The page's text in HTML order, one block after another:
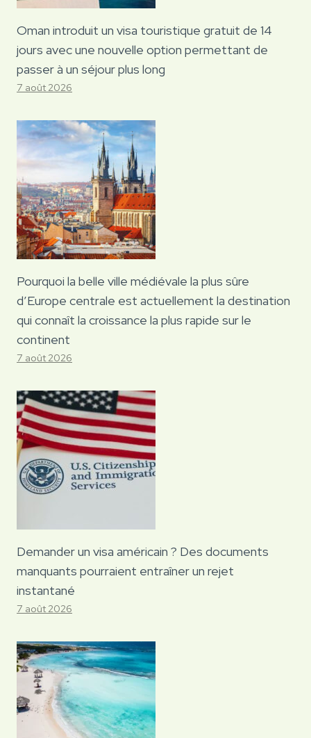
Oman introduit un visa touristique gratuit de 14
jours avec une nouvelle option permettant de
passer à un séjour plus long
7 août 2026
Pourquoi la belle ville médiévale la plus sûre
d’Europe centrale est actuellement la destination
qui connaît la croissance la plus rapide sur le
continent
7 août 2026
Demander un visa américain ? Des documents
manquants pourraient entraîner un rejet
instantané
7 août 2026